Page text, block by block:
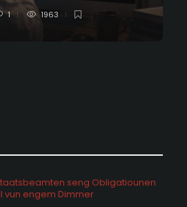
1 1963
seng Obligatiounen
vun engem Dimmer